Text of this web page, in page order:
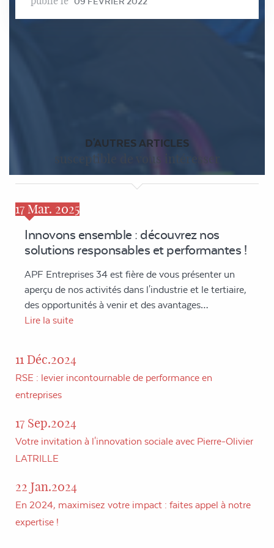
D'AUTRES ARTICLES
susceptible de vous intéresser
17 Mar. 2025
Innovons ensemble : découvrez nos
solutions responsables et performantes !
APF Entreprises 34 est fière de vous présenter un
aperçu de nos activités dans l'industrie et le tertiaire,
des opportunités à venir et des avantages…
Lire la suite
11 Déc.2024
RSE : levier incontournable de performance en
entreprises
17 Sep.2024
Votre invitation à l'innovation sociale avec Pierre-Olivier
LATRILLE
22 Jan.2024
En 2024, maximisez votre impact : faites appel à notre
expertise !